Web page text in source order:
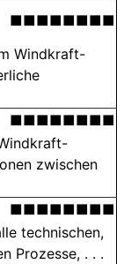
■■■■■■■■
Windkraft-
■■■■■■■■
zwischen
■■■■■■■■
technischen,
Prozesse, . . .